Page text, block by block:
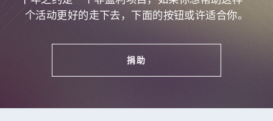
个活动更好的走下去，下面的按钮或许适合你。
捐助